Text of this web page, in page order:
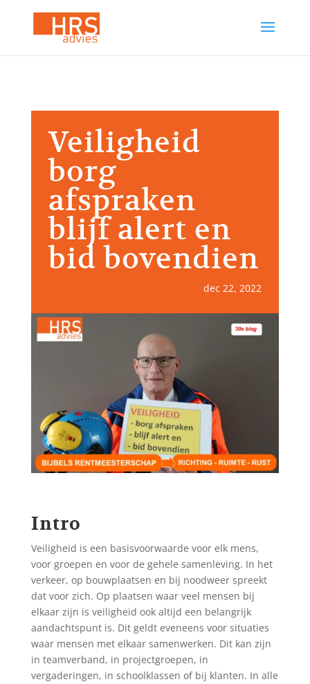
Veiligheid
borg
afspraken
blijf alert en
bid bovendien
dec 22, 2022
Intro
Veiligheid is een basisvoorwaarde voor elk mens,
voor groepen en voor de gehele samenleving. In het
verkeer, op bouwplaatsen en bij noodweer spreekt
dat voor zich. Op plaatsen waar veel mensen bij
elkaar zijn is veiligheid ook altijd een belangrijk
aandachtspunt is. Dit geldt eveneens voor situaties
waar mensen met elkaar samenwerken. Dit kan zijn
in teamverband, in projectgroepen, in
vergaderingen, in schoolklassen of bij klanten. In alle